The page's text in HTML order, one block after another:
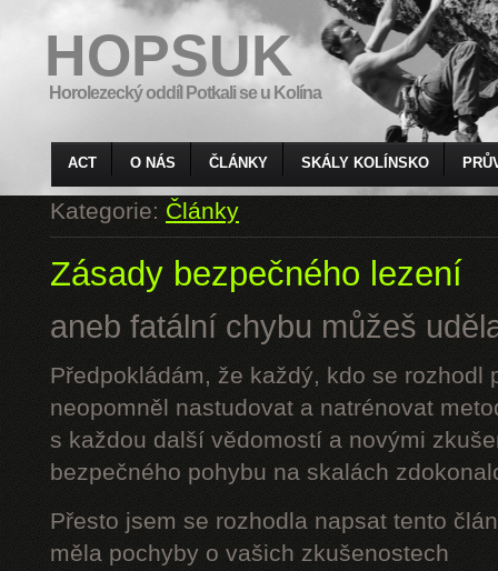
HOPSUK
Horolezecký oddíl Potkali se u Kolína
ACT O NÁS ČLÁNKY SKÁLY KOLÍNSKO
Kategorie:Články
Zásady bezpečného lezení
aneb fatální chybu můžeš
Předpokládám, že každý, kdo se rozhodl
neopomněl nastudovat a natrénovat
s každou další vědomostí a novými
bezpečného pohybu na skalách
Přesto jsem se rozhodla napsat tento
měla pochyby o vašich zkušenostech